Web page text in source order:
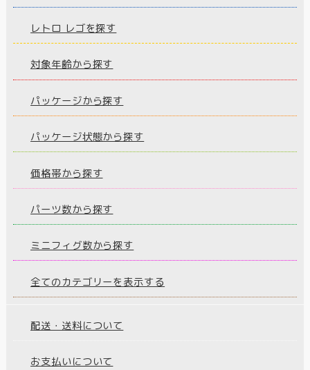
レトロ レゴを探す
対象年齢から探す
パッケージから探す
パッケージ状態から探す
価格帯から探す
パーツ数から探す
ミニフィグ数から探す
全てのカテゴリーを表示する
配送・送料について
お支払いについて